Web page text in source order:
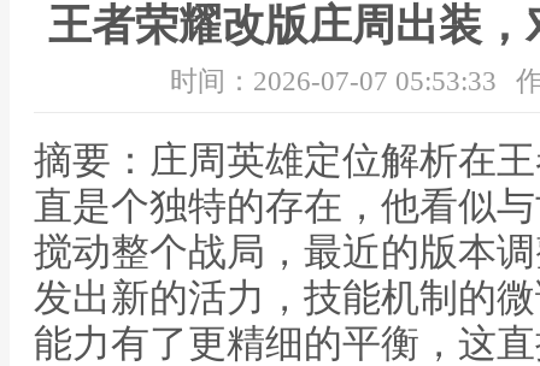
王者荣耀改版庄周出装
时间：2026-07-07 05:53:33
摘要：庄周英雄定位解析在
直是个独特的存在，他看似
搅动整个战局，最近的版本
发出新的活力，技能机制的
能力有了更精细的平衡，这